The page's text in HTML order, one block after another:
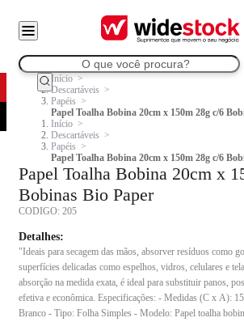
Início
Descartáveis
Papéis
Papel Toalha Bobina 20cm x 150m 28g c/6
Início
Descartáveis
Papéis
Papel Toalha Bobina 20cm x 150m 28g c/6
Papel Toalha Bobina 20cm x
Bobinas Bio Paper
CODIGO: 205
Detalhes:
"Ideais para secagem das mãos, absorver resíduos como
superfícies delicadas como espelhos, vidros, celulares e
absorção na medida exata, é ideal para substituir panos,
efetiva e econômica. Especificações: - Medidas (C x A):
Branco - Tipo: Folha Simples - Modelo: Papel toalha